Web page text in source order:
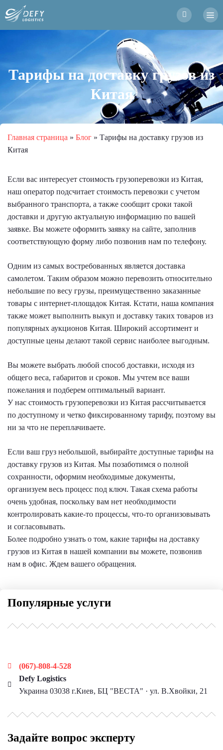
Тарифы на доставку грузов из
Китая
Главная страница » Блог » Тарифы на доставку грузов из
Китая
Если вас интересует стоимость грузоперевозки из Китая,
наш оператор подсчитает стоимость перевозки с учетом
выбранного транспорта, а также сообщит сроки такой
доставки и другую актуальную информацию по вашей
заявке. Вы можете оформить заявку на сайте, заполнив
соответствующую форму либо позвонив нам по телефону.
Одним из самых востребованных является доставка
самолетом. Таким образом можно перевозить относительно
небольшие по весу грузы, преимущественно заказанные
товары с интернет-площадок Китая. Кстати, наша компания
также может выполнить выкуп и доставку таких товаров из
популярных аукционов Китая. Широкий ассортимент и
доступные цены делают такой сервис наиболее выгодным.
Вы можете выбрать любой способ доставки, исходя из
общего веса, габаритов и сроков. Мы учтем все ваши
пожелания и подберем оптимальный вариант.
У нас стоимость грузоперевозки из Китая рассчитывается
по доступному и четко фиксированному тарифу, поэтому вы
ни за что не переплачиваете.
Если ваш груз небольшой, выбирайте доступные тарифы на
доставку грузов из Китая. Мы позаботимся о полной
сохранности, оформим необходимые документы,
организуем весь процесс под ключ. Такая схема работы
очень удобная, поскольку вам нет необходимости
контролировать какие-то процессы, что-то организовывать
и согласовывать.
Более подробно узнать о том, какие тарифы на доставку
грузов из Китая в нашей компании вы можете, позвонив
нам в офис. Ждем вашего обращения.
Популярные услуги
(067)-808-4-528
Defy Logistics
Украина 03038 г.Киев, БЦ "ВЕСТА" · ул. В.Хвойки, 21
Задайте вопрос эксперту